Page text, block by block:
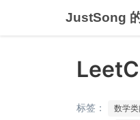
JustSong
标签： 数学类